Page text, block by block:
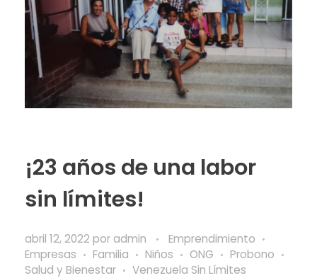
¡23 años de una labor
sin límites!
abril 12, 2022 por admin
Emprendimiento
Empresas
Familia Niños ONG
Probono
Salud y Bienestar
Venezuela Sin Límites